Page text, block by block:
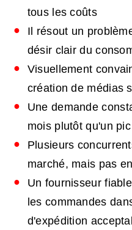
tous les coûts
Il résout un
désir clair du
Visuellement
création de médias
Une demande
mois plutôt qu'un
Plusieurs
marché, mais pas
Un fournisseur
les commandes
d'expédition